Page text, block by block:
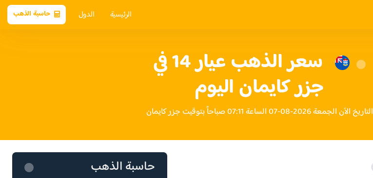
الرئيسية الدول حاسبة الذهب
سعر الذهب عيار 14 في
جزر كايمان اليوم
التاريخ الآن الجمعة 2026-08-07 الساعة 07:11 صباحاً بتوقيت جزر كايمان
حاسبة الذهب